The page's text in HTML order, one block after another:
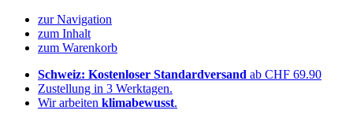
zur Navigation
zum Inhalt
zum Warenkorb
Schweiz: Kostenloser Standardversand ab CHF 69.90
Zustellung in 3 Werktagen.
Wir arbeiten klimabewusst.